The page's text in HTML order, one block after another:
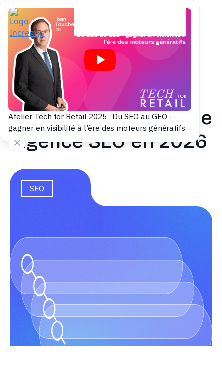
Atelier Tech for Retail 2025 : Du SEO au GEO -
gagner en visibilité à l’ère des moteurs génératifs
Back to blog
Checklist pour
sélectionner la bonne
agence SEO en 2026
SEO